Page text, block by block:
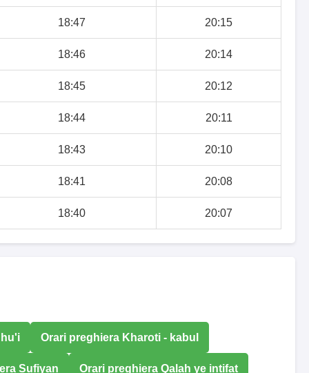
18:47 20:15
18:46 20:14
18:45 20:12
18:44 20:11
18:43 20:10
18:41 20:08
18:40 20:07
Orari preghiera Kharoti - kabul
Sufiyan Orari preghiera Qalah ye intifat